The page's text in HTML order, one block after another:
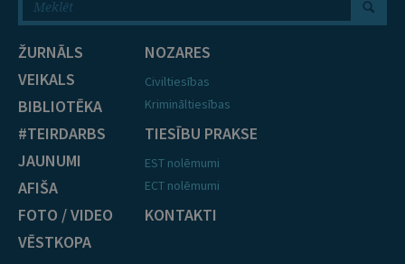
ŽURNĀLS
VEIKALS
BIBLIOTĒKA
#TEIRDARBS
JAUNUMI
AFIŠA
FOTO / VIDEO
VĒSTKOPA
NOZARES
Civiltiesības
Krimināltiesības
TIESĪBU PRAKSE
EST nolēmumi
ECT nolēmumi
KONTAKTI